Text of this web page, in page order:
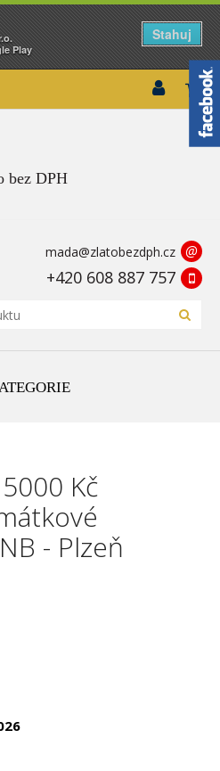
Play
Stahuj
bez DPH
mada@zlatobezdph.cz @
+420 608 887 757
Kč
- Plzeň